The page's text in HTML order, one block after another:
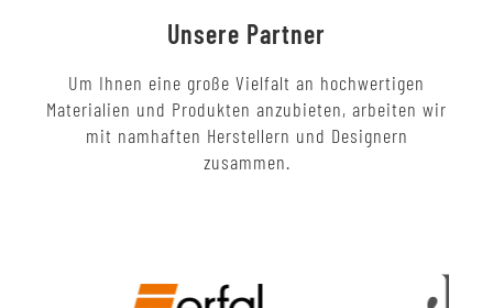
Unsere Partner
Um Ihnen eine große Vielfalt an hochwertigen
Materialien und Produkten anzubieten, arbeiten wir
mit namhaften Herstellern und Designern
zusammen.